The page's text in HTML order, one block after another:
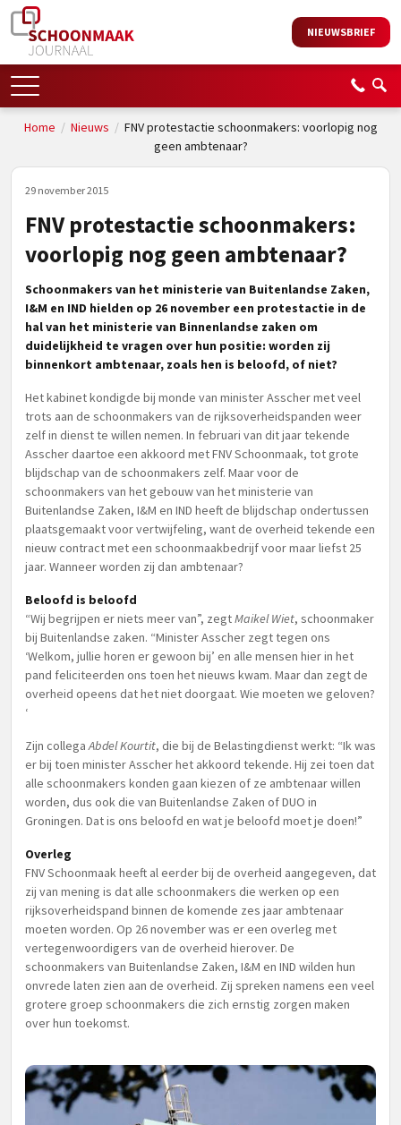
NIEUWSBRIEF
Home / Nieuws / FNV protestactie schoonmakers: voorlopig nog
geen ambtenaar?
29 november 2015
FNV protestactie schoonmakers:
voorlopig nog geen ambtenaar?
Schoonmakers van het ministerie van Buitenlandse Zaken,
I&M en IND hielden op 26 november een protestactie in de
hal van het ministerie van Binnenlandse zaken om
duidelijkheid te vragen over hun positie: worden zij
binnenkort ambtenaar, zoals hen is beloofd, of niet?
Het kabinet kondigde bij monde van minister Asscher met veel
trots aan de schoonmakers van de rijksoverheidspanden weer
zelf in dienst te willen nemen. In februari van dit jaar tekende
Asscher daartoe een akkoord met FNV Schoonmaak, tot grote
blijdschap van de schoonmakers zelf. Maar voor de
schoonmakers van het gebouw van het ministerie van
Buitenlandse Zaken, I&M en IND heeft de blijdschap ondertussen
plaatsgemaakt voor vertwijfeling, want de overheid tekende een
nieuw contract met een schoonmaakbedrijf voor maar liefst 25
jaar. Wanneer worden zij dan ambtenaar?
Beloofd is beloofd
“Wij begrijpen er niets meer van”, zegtMaikel Wiet, schoonmaker
bij Buitenlandse zaken. “Minister Asscher zegt tegen ons
‘Welkom, jullie horen er gewoon bij’ en alle mensen hier in het
pand feliciteerden ons toen het nieuws kwam. Maar dan zegt de
overheid opeens dat het niet doorgaat. Wie moeten we geloven?
‘
Zijn collegaAbdel Kourtit, die bij de Belastingdienst werkt: “Ik was
er bij toen minister Asscher het akkoord tekende. Hij zei toen dat
alle schoonmakers konden gaan kiezen of ze ambtenaar willen
worden, dus ook die van Buitenlandse Zaken of DUO in
Groningen. Dat is ons beloofd en wat je beloofd moet je doen!”
Overleg
FNV Schoonmaak heeft al eerder bij de overheid aangegeven, dat
zij van mening is dat alle schoonmakers die werken op een
rijksoverheidspand binnen de komende zes jaar ambtenaar
moeten worden. Op 26 november was er een overleg met
vertegenwoordigers van de overheid hierover. De
schoonmakers van Buitenlandse Zaken, I&M en IND wilden hun
onvrede laten zien aan de overheid. Zij spreken namens een veel
grotere groep schoonmakers die zich ernstig zorgen maken
over hun toekomst.